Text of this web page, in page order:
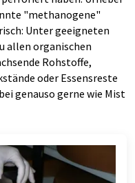
"methanogene"
Unter geeigneten
allen organischen
Rohstoffe,
oder Essensreste
genauso gerne wie Mist